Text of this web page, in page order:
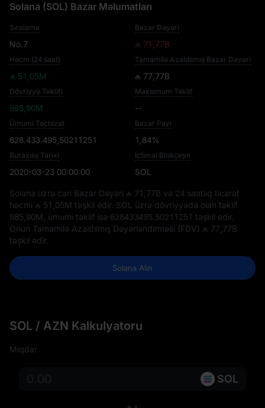
Solana (SOL) Bazar Məlumatları
Sıralama
No.7
Bazar Dəyəri
₼ 71,77B
Həcm (24 saat)
₼ 51,05M
Tamamilə Azaldılmış Bazar Dəyəri
₼ 77,77B
Dövriyyə Təklifi
985,90M
Maksimum Təklif
--
Ümumi Təchizat
628.433.495,50211251
Bazar Payı
1,84%
Buraxılış Tarixi
2020-03-23 00:00:00
İctimai Blokçeyn
SOL
Solana üzrə cari Bazar Dəyəri ₼ 71,77B və 24 saatlıq ticarət
həcmi ₼ 51,05M təşkil edir. SOL üzrə dövriyyədə olan təklif
985,90M
, ümumi təklif isə 628433495.50211251 təşkil edir.
Onun Tamamilə Azaldılmış Dəyərləndirməsi (FDV) ₼ 77,77B
təşkil edir.
Solana Alın
SOL / AZN Kalkulyatoru
Miqdar
SOL